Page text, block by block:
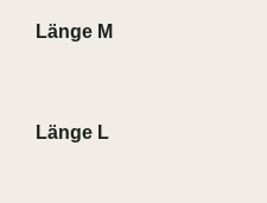
Länge M
Länge L